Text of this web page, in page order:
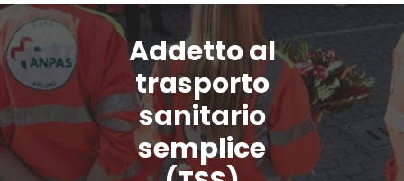
Addetto al
trasporto
sanitario
semplice